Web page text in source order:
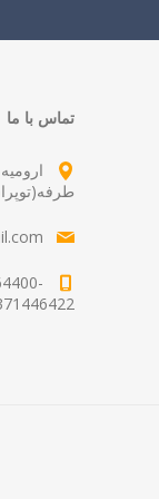
تماس با ما